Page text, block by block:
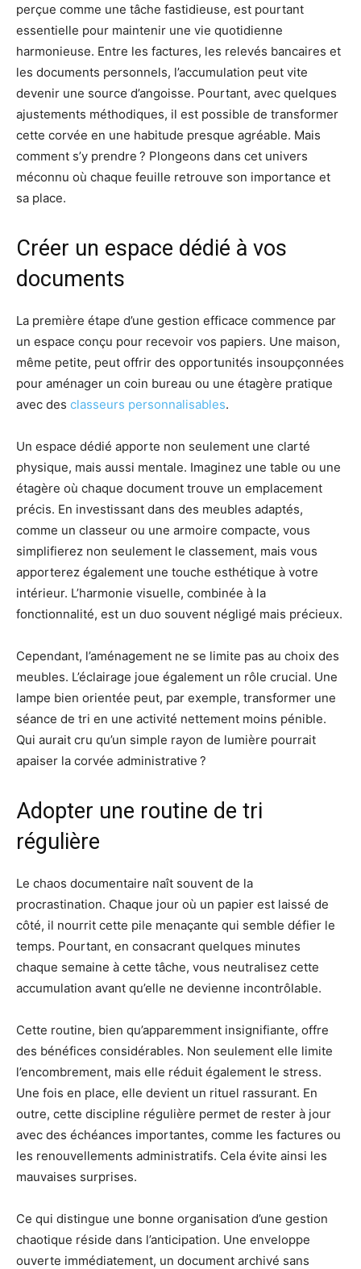
perçue comme une tâche fastidieuse, est pourtant
essentielle pour maintenir une vie quotidienne
harmonieuse. Entre les factures, les relevés bancaires et
les documents personnels, l’accumulation peut vite
devenir une source d’angoisse. Pourtant, avec quelques
ajustements méthodiques, il est possible de transformer
cette corvée en une habitude presque agréable. Mais
comment s’y prendre ? Plongeons dans cet univers
méconnu où chaque feuille retrouve son importance et
sa place.
Créer un espace dédié à vos
documents
La première étape d’une gestion efficace commence par
un espace conçu pour recevoir vos papiers. Une maison,
même petite, peut offrir des opportunités insoupçonnées
pour aménager un coin bureau ou une étagère pratique
avec des classeurs personnalisables.
Un espace dédié apporte non seulement une clarté
physique, mais aussi mentale. Imaginez une table ou une
étagère où chaque document trouve un emplacement
précis. En investissant dans des meubles adaptés,
comme un classeur ou une armoire compacte, vous
simplifierez non seulement le classement, mais vous
apporterez également une touche esthétique à votre
intérieur. L’harmonie visuelle, combinée à la
fonctionnalité, est un duo souvent négligé mais précieux.
Cependant, l’aménagement ne se limite pas au choix des
meubles. L’éclairage joue également un rôle crucial. Une
lampe bien orientée peut, par exemple, transformer une
séance de tri en une activité nettement moins pénible.
Qui aurait cru qu’un simple rayon de lumière pourrait
apaiser la corvée administrative ?
Adopter une routine de tri
régulière
Le chaos documentaire naît souvent de la
procrastination. Chaque jour où un papier est laissé de
côté, il nourrit cette pile menaçante qui semble défier le
temps. Pourtant, en consacrant quelques minutes
chaque semaine à cette tâche, vous neutralisez cette
accumulation avant qu’elle ne devienne incontrôlable.
Cette routine, bien qu’apparemment insignifiante, offre
des bénéfices considérables. Non seulement elle limite
l’encombrement, mais elle réduit également le stress.
Une fois en place, elle devient un rituel rassurant. En
outre, cette discipline régulière permet de rester à jour
avec des échéances importantes, comme les factures ou
les renouvellements administratifs. Cela évite ainsi les
mauvaises surprises.
Ce qui distingue une bonne organisation d’une gestion
chaotique réside dans l’anticipation. Une enveloppe
ouverte immédiatement, un document archivé sans